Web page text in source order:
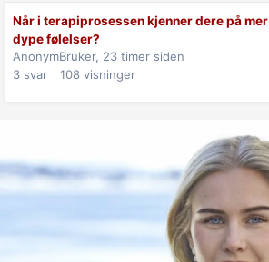
Når i terapiprosessen kjenner dere på
dype følelser?
AnonymBruker, 23 timer siden
3 svar 108 visninger